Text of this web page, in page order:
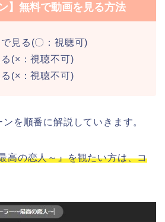
】無料で動画を見る方法
見る(〇：視聴可)
(×：視聴不可)
(×：視聴不可)
を順番に解説していきます。
高の恋人～』を観たい方は、コ